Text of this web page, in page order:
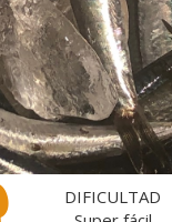
DIFICULTAD